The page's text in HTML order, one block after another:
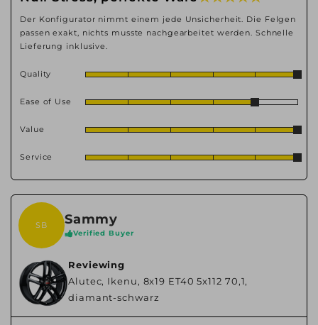
Der Konfigurator nimmt einem jede Unsicherheit. Die Felgen
passen exakt, nichts musste nachgearbeitet werden. Schnelle
Lieferung inklusive.
Quality
Ease of Use
Value
Service
SB Sammy
Verified Buyer
Reviewing
Alutec, Ikenu, 8x19 ET40 5x112 70,1,
diamant-schwarz